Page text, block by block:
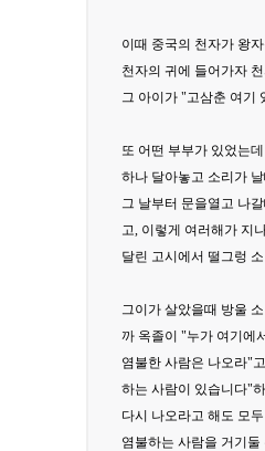
이때 중국의 천자가 왕
천자의 귀에 들어가자
그 아이가 "고삼춘 여기
또 어떤 부부가 있었는
하나 달아놓고 소리가
그 날부터 문을열고 나
고, 이렇게 여러해가 지
달린 고시에서 떨그렁
그이가 살았을때 방울
까 옥졸이 "누가 여기에
염불한 사람은 나오라"
하는 사람이 있습니다"
다시 나오라고 해도 모
염불하는 사람을 거기